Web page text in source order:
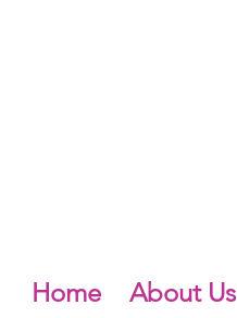
Home About Us